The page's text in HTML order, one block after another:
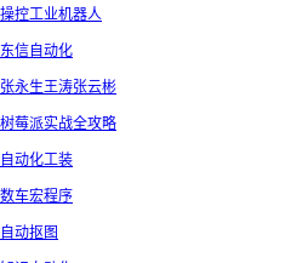
操控工业机器人
东信自动化
张永生王涛张云彬
树莓派实战全攻略
自动化工装
数车宏程序
自动抠图